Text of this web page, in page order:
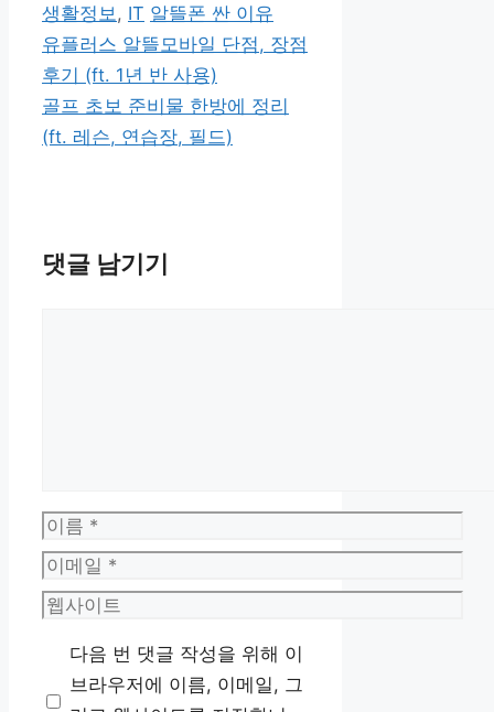
카
테
고
리
생활정보, IT 태
그
알뜰폰 싼 이유
유플러스 알뜰모바일 단점, 장점
후기 (ft. 1년 반 사용)
골프 초보 준비물 한방에 정리
(ft. 레슨, 연습장, 필드)
댓글 남기기
이
름
이
메
웹
트
다음 번 댓글 작성을 위해 이
브라우저에 이름, 이메일, 그